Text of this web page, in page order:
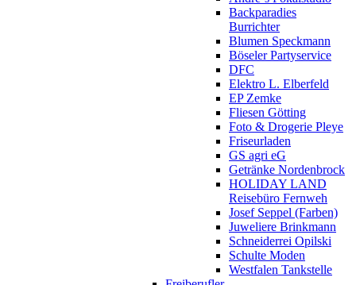
Backparadies
Burrichter
Blumen Speckmann
Böseler Partyservice
DFC
Elektro L. Elberfeld
EP Zemke
Fliesen Götting
Foto & Drogerie Pleye
Friseurladen
GS agri eG
Getränke Nordenbrock
HOLIDAY LAND
Reisebüro Fernweh
Josef Seppel (Farben)
Juweliere Brinkmann
Schneiderrei Opilski
Schulte Moden
Westfalen Tankstelle